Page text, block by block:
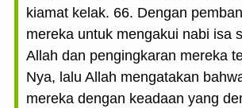
kiamat kelak. 66. Dengan
mereka untuk mengakui nabi isa
Allah dan pengingkaran mereka
Nya, lalu Allah mengatakan
mereka dengan keadaan yang